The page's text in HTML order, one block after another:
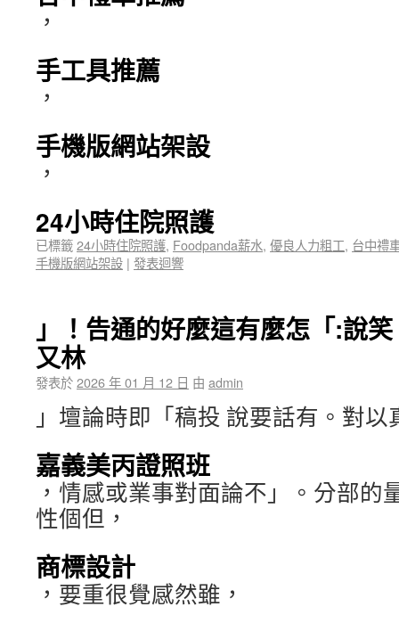
，
手工具推薦
，
手機版網站架設
，
24小時住院照護
已標籤24小時住院照護, Foodpanda薪水, 優良人力粗工, 台中禮
手機版網站架設 | 發表迴響
」！告通的好麼這有麼怎「:說
又林
發表於2026 年 01 月 12 日 由 admin
」壇論時即「稿投 說要話有。對以
嘉義美丙證照班
，情感或業事對面論不」。分部的
性個但，
商標設計
，要重很覺感然雖，